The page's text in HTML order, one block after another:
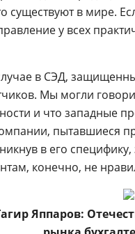
существуют в мире.
у всех
в СЭД,
Мы могли
и что западные
пытавшиеся
в его
конечно, не
Яппаров: